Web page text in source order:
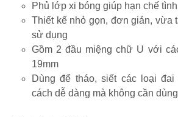
Phủ lớp xi bóng giúp hạn chế
Thiết kế nhỏ gọn, đơn giản, vừa tay cầm và dễ dàng
sử dụng
Gồm 2 đầu miệng chữ U với các kích thước 17 và
19mm
Dùng để tháo, siết các loại đai ốc, bu lông,... một
cách dễ dàng mà không cần